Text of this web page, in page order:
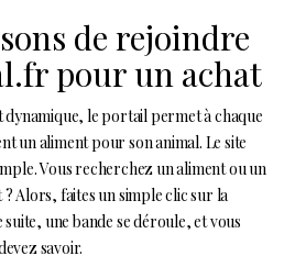
de rejoindre
pour un achat
dynamique, le portail permet à chaque
un aliment pour son animal. Le site
Vous recherchez un aliment ou un
Alors, faites un simple clic sur la
une bande se déroule, et vous
savoir.